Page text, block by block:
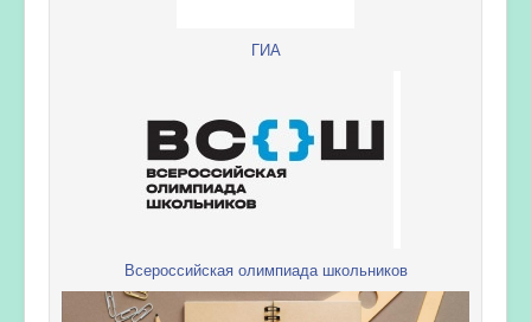
ГИА
Всероссийская олимпиада школьников